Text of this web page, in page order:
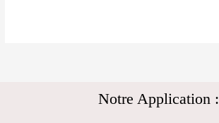
Notre Application :